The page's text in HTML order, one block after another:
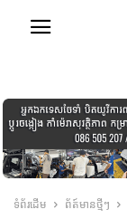
ទំព័រដើម ព័ត៍មានថ្មីៗ